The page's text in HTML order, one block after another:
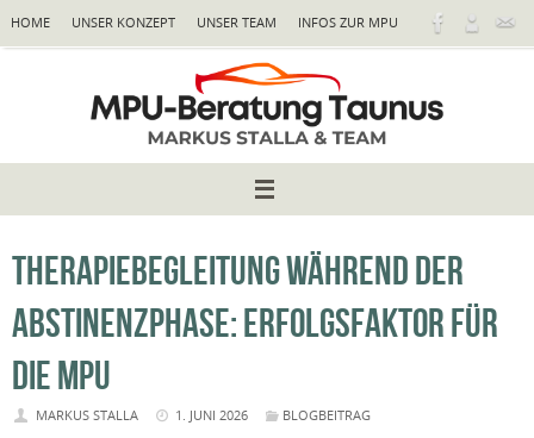
HOME UNSER KONZEPT UNSER TEAM INFOS ZUR MPU
THERAPIEBEGLEITUNG WÄHREND DER
ABSTINENZPHASE: ERFOLGSFAKTOR FÜR
DIE MPU
MARKUS STALLA 1. JUNI 2026 BLOGBEITRAG